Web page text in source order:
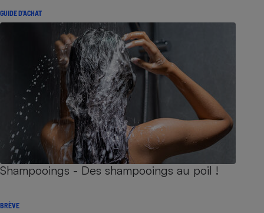
GUIDE D'ACHAT
Shampooings - Des shampooings au poil !
BRÈVE